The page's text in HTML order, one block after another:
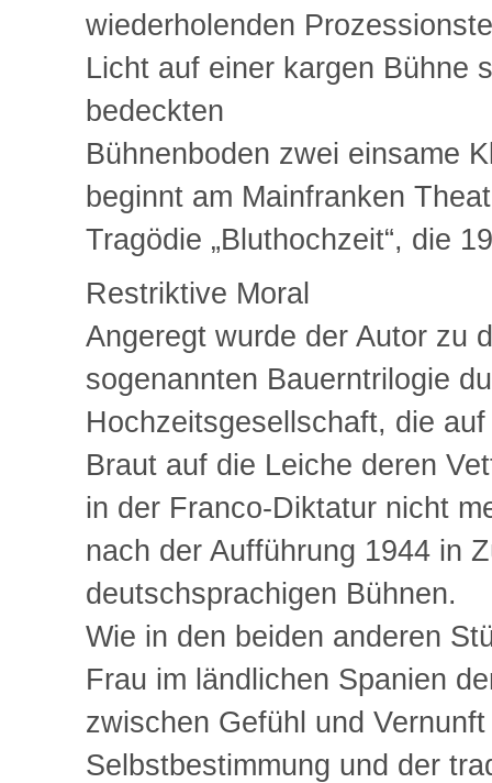
wiederholenden
Licht auf einer kargen Bühne
bedeckten
Bühnenboden zwei einsame
beginnt am Mainfranken
Tragödie „Bluthochzeit“, die
Restriktive Moral
Angeregt wurde der Autor zu
sogenannten Bauerntrilogie
Hochzeitsgesellschaft, die
Braut auf die Leiche deren
in der Franco-Diktatur nicht
nach der Aufführung 1944 in
deutschsprachigen Bühnen.
Wie in den beiden anderen
Frau im ländlichen Spanien
zwischen Gefühl und
Selbstbestimmung und der